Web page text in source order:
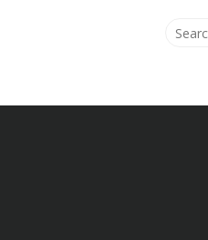
Search